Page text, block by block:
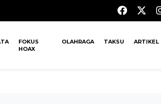
FOKUS
HOAX
OLAHRAGA TAKSU ARTIKEL